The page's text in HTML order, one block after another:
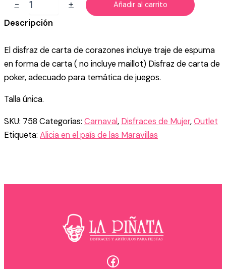
-
DAMA
MUJER
cantidad
+ Añadir al carrito
Descripción
El disfraz de carta de corazones incluye traje de espuma
en forma de carta ( no incluye maillot) Disfraz de carta de
poker, adecuado para temática de juegos.
Talla única.
SKU: 758 Categorías: Carnaval, Disfraces de Mujer,Outlet
Etiqueta: Alicia en el país de las Maravillas
Facebook